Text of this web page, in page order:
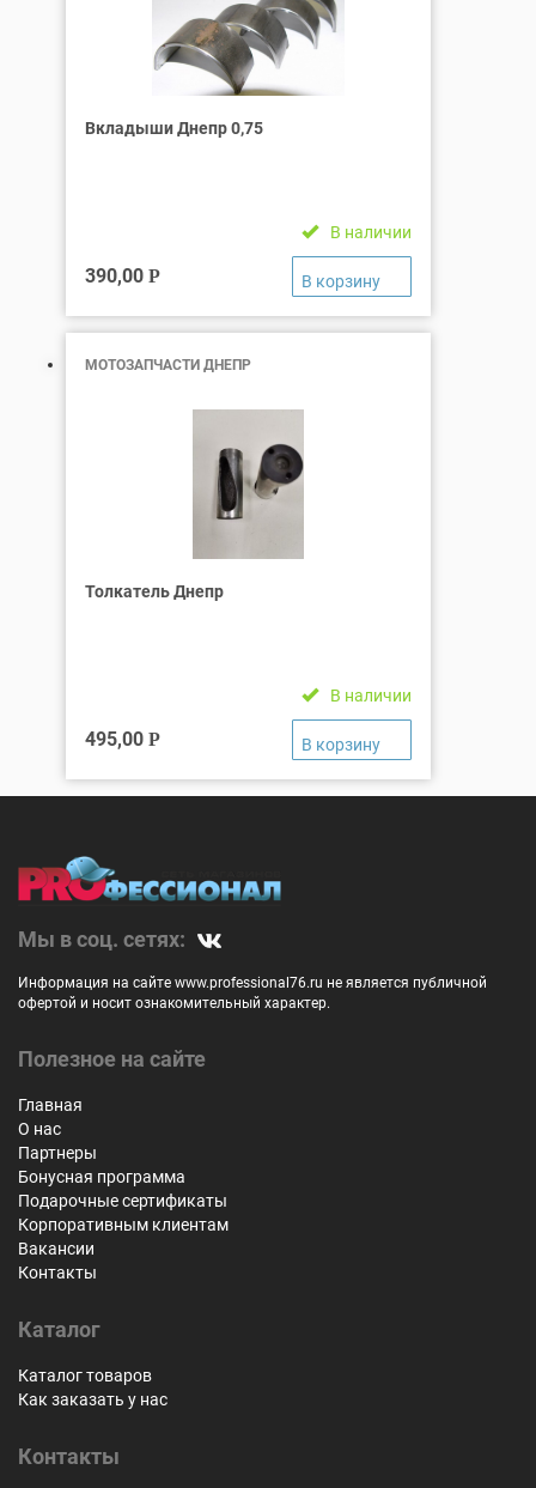
Вкладыши Днепр 0,75
В наличии
390,00 Р
МОТОЗАПЧАСТИ ДНЕПР
Толкатель Днепр
В наличии
495,00 Р
Мы в соц. сетях:
Информация на сайте www.professional76.ru не является публичной
офертой и носит ознакомительный характер.
Полезное на сайте
Главная
О нас
Партнеры
Бонусная программа
Подарочные сертификаты
Корпоративным клиентам
Вакансии
Контакты
Каталог
Каталог товаров
Как заказать у нас
Контакты